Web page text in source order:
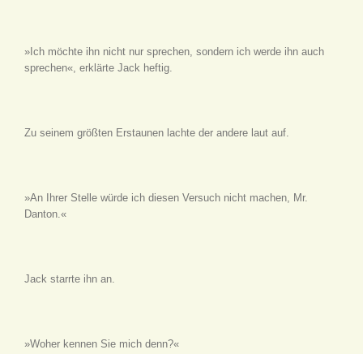
»Ich möchte ihn nicht nur sprechen, sondern ich werde ihn auch
sprechen«, erklärte Jack heftig.
Zu seinem größten Erstaunen lachte der andere laut auf.
»An Ihrer Stelle würde ich diesen Versuch nicht machen, Mr.
Danton.«
Jack starrte ihn an.
»Woher kennen Sie mich denn?«